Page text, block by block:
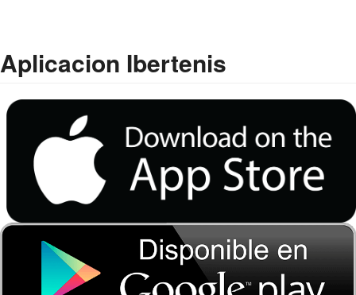
Aplicacion Ibertenis